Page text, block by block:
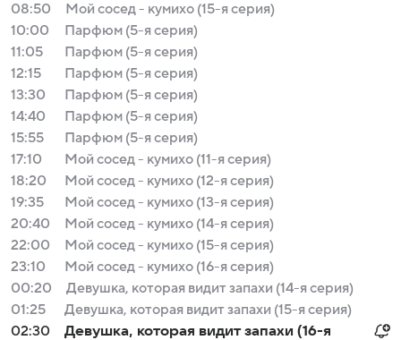
08:50
Мой сосед - кумихо (15-я серия)
10:00
Парфюм (5-я серия)
11:05
Парфюм (5-я серия)
12:15
Парфюм (5-я серия)
13:30
Парфюм (5-я серия)
14:40
Парфюм (5-я серия)
15:55
Парфюм (5-я серия)
17:10
Мой сосед - кумихо (11-я серия)
18:20
Мой сосед - кумихо (12-я серия)
19:35
Мой сосед - кумихо (13-я серия)
20:40
Мой сосед - кумихо (14-я серия)
22:00
Мой сосед - кумихо (15-я серия)
23:10
Мой сосед - кумихо (16-я серия)
00:20
Девушка, которая видит запахи (14-я серия)
01:25
Девушка, которая видит запахи (15-я серия)
02:30
Девушка, которая видит запахи (16-я